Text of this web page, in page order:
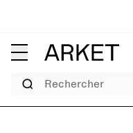
Rechercher